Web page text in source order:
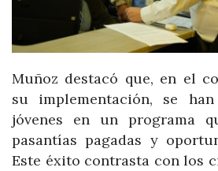
Muñoz destacó que, en el
su implementación, se
jóvenes en un programa
pasantías pagadas y
Este éxito contrasta con los